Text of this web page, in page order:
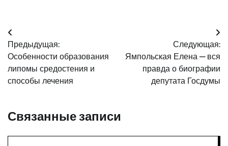
Навигация
по
записям
Предыдущая:
Особенности образования
липомы средостения и
способы лечения
Следующая:
Ямпольская Елена — вся
правда о биографии
депутата Госдумы
Связанные записи